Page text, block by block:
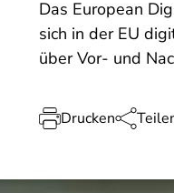
Das European
sich in der EU
über Vor- und
Drucken